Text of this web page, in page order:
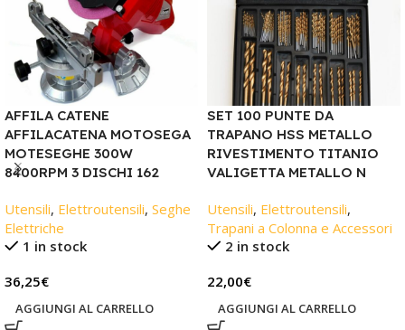
AFFILA CATENE
AFFILACATENA MOTOSEGA
MOTESEGHE 300W
8400RPM 3 DISCHI 162
Utensili, Elettroutensili, Seghe
Elettriche
1 in stock
36,25€
AGGIUNGI AL CARRELLO
SET 100 PUNTE DA
TRAPANO HSS METALLO
RIVESTIMENTO TITANIO
VALIGETTA METALLO N
Utensili, Elettroutensili,
Trapani a Colonna e Accessori
2 in stock
22,00€
AGGIUNGI AL CARRELLO